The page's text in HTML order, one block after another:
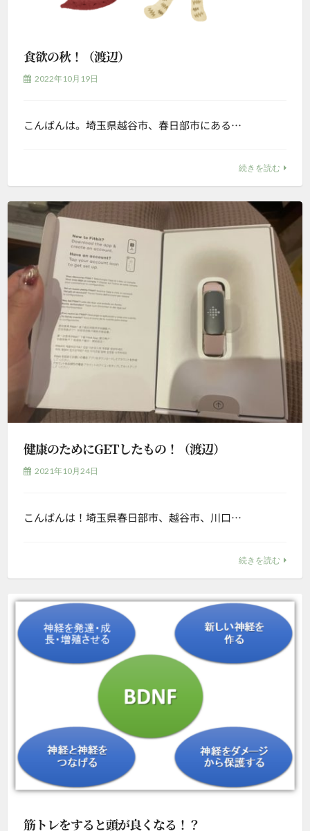
食欲の秋！（渡辺）
2022年10月19日
こんばんは。埼玉県越谷市、春日部市にある…
続きを読む
健康のためにGETしたもの！（渡辺）
2021年10月24日
こんばんは！埼玉県春日部市、越谷市、川口…
続きを読む
筋トレをすると頭が良くなる！？